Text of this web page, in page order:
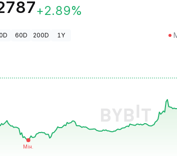
+2.89%
60D 200D 1Y